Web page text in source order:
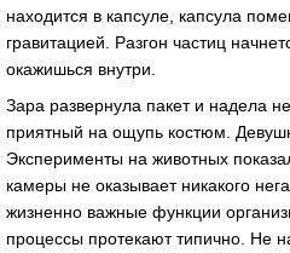
находится в капсуле, капсула
гравитацией. Разгон частиц
окажишься внутри.
Зара развернула пакет и надела
приятный на ощупь костюм.
Эксперименты на животных
камеры не оказывает никакого
жизненно важные функции
процессы протекают типично. Не